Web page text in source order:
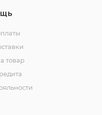
товар